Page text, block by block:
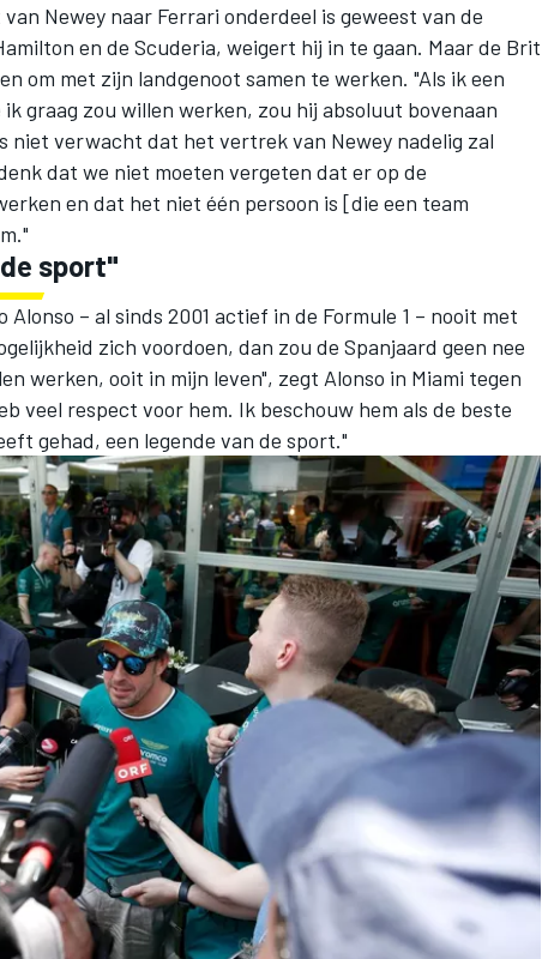
Newey naar Ferrari onderdeel is geweest van de
en de Scuderia, weigert hij in te gaan. Maar de Brit
om met zijn landgenoot samen te werken. "Als ik een
graag zou willen werken, zou hij absoluut bovenaan
niet verwacht dat het vertrek van Newey nadelig zal
dat we niet moeten vergeten dat er op de
en dat het niet één persoon is [die een team
sport"
Alonso – al sinds 2001 actief in de Formule 1 – nooit met
zich voordoen, dan zou de Spanjaard geen nee
werken, ooit in mijn leven", zegt Alonso in Miami tegen
veel respect voor hem. Ik beschouw hem als de beste
gehad, een legende van de sport."